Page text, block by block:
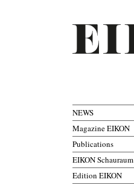
NEWS
Magazine EIKON
Publications
EIKON Schauraum
Edition EIKON